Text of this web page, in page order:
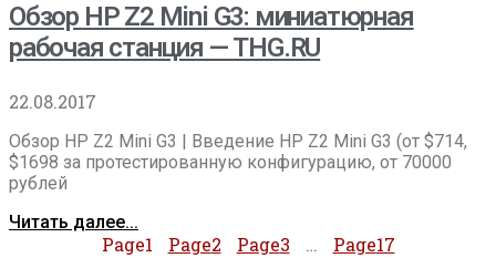
Обзор HP Z2 Mini G3: миниатюрная
рабочая станция — THG.RU
22.08.2017
Обзор HP Z2 Mini G3 | Введение HP Z2 Mini G3 (от $714,
$1698 за протестированную конфигурацию, от 70000
рублей
Читать далее...
Page1 Page2 Page3 … Page17